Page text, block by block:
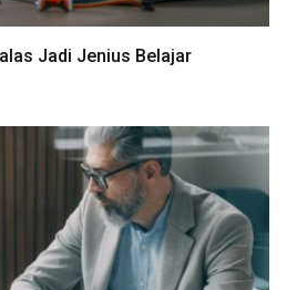
Jadi Jenius Belajar